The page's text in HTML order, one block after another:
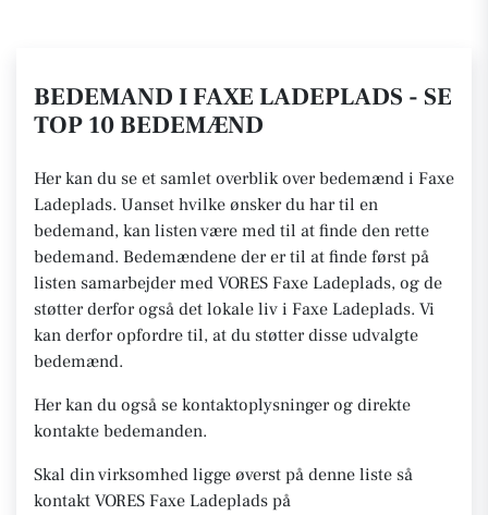
BEDEMAND I FAXE LADEPLADS - SE
TOP 10 BEDEMÆND
Her kan du se et samlet overblik over bedemænd i Faxe
Ladeplads. Uanset hvilke ønsker du har til en
bedemand, kan listen være med til at finde den rette
bedemand. Bedemændene der er til at finde først på
listen samarbejder med VORES Faxe Ladeplads, og de
støtter derfor også det lokale liv i Faxe Ladeplads. Vi
kan derfor opfordre til, at du støtter disse udvalgte
bedemænd.
Her kan du også se kontaktoplysninger og direkte
kontakte bedemanden.
Skal din virksomhed ligge øverst på denne liste så
kontakt VORES Faxe Ladeplads på